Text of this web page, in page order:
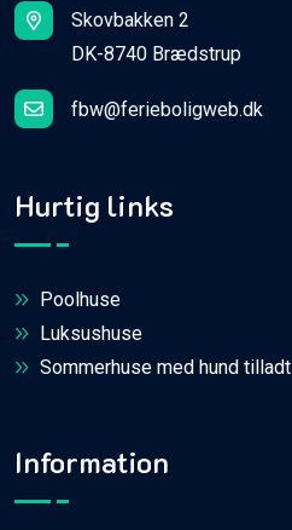
Skovbakken 2
DK-8740 Brædstrup
fbw@ferieboligweb.dk
Hurtig links
Poolhuse
Luksushuse
Sommerhuse med hund tilladt
Information